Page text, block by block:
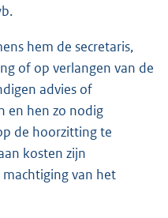
hem de secretaris,
of op verlangen van de
advies of
en hen zo nodig
de hoorzitting te
kosten zijn
van het